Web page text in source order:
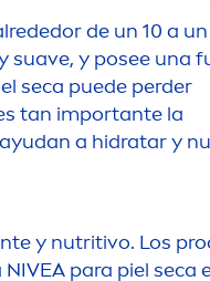
de un 10 a un
suave, y posee una
seca puede perder
tan importante la
a hidratar y
y nutritivo. Los
NIVEA para piel seca